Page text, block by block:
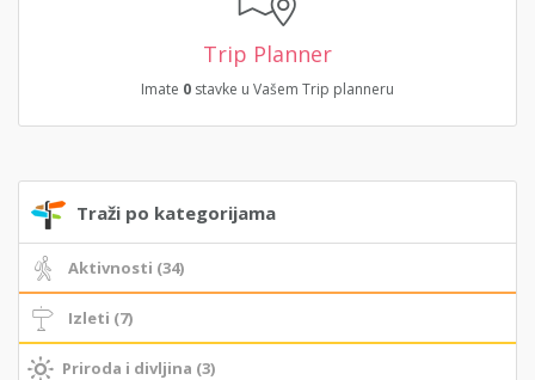
Trip Planner
Imate 0 stavke u Vašem Trip planneru
Traži po kategorijama
Aktivnosti (34)
Izleti (7)
Priroda i divljina (3)